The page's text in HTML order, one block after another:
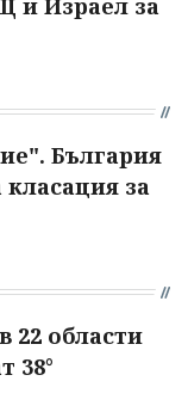
и Израел за
България
за
22 области
38°